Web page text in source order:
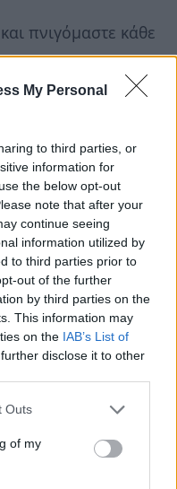
My Personal
to third parties, or
information for
the below opt-out
note that after your
continue seeing
information utilized by
to third parties prior to
out of the further
by third parties on the
This information may
on the IAB’s List of
disclose it to other
Outs
of my
πνιγόμαστε κάθε
πρέπει να το πει ο
του, με την
σε σύγκρουση με
εκμετάλλευση των
ζωή στο ζύγι
στην τελική
νεκροί μας τα
τον Λαό με
ΚΚΕ στη Λακωνία
στο Google News και